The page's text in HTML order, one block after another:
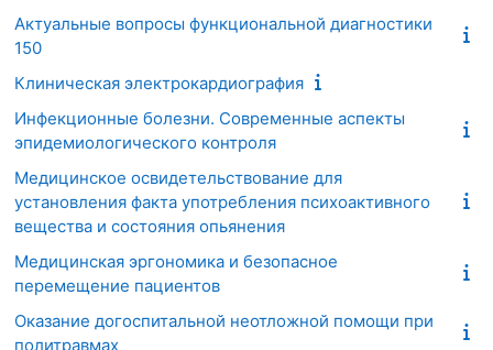
Актуальные вопросы функциональной диагностики
150
Клиническая электрокардиография
Инфекционные болезни. Современные аспекты
эпидемиологического контроля
Медицинское освидетельствование для
установления факта употребления психоактивного
вещества и состояния опьянения
Медицинская эргономика и безопасное
перемещение пациентов
Оказание догоспитальной неотложной помощи при
политравмах